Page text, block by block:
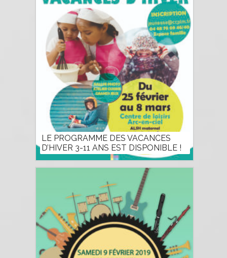
LE PROGRAMME DES VACANCES
D’HIVER 3-11 ANS EST DISPONIBLE !